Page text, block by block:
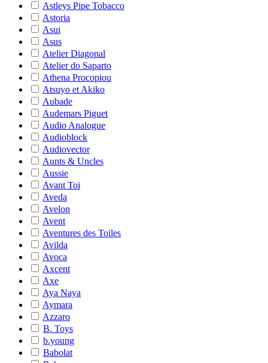
Astleys Pipe Tobacco
Astoria
Asui
Asus
Atelier Diagonal
Atelier do Saparto
Athena Procopiou
Atsuyo et Akiko
Aubade
Audemars Piguet
Audio Analogue
Audioblock
Audiovector
Aunts & Uncles
Aussie
Avant Toi
Aveda
Avelon
Avent
Aventures des Toiles
Avilda
Avoca
Axcent
Axe
Aya Naya
Aymara
Azzaro
B. Toys
b.young
Babolat